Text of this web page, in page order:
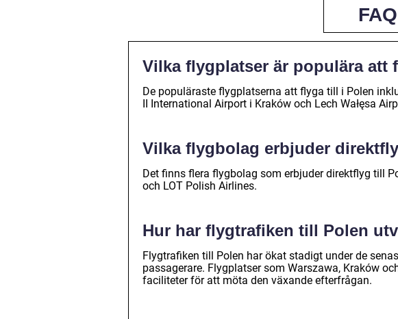
FAQ
Vilka flygplatser är populära att
De populäraste flygplatserna att flyga till i Polen
II International Airport i Kraków och Lech Wałęsa
Vilka flygbolag erbjuder
Det finns flera flygbolag som erbjuder direktflyg till
och LOT Polish Airlines.
Hur har flygtrafiken till Polen
Flygtrafiken till Polen har ökat stadigt under de
passagerare. Flygplatser som Warszawa, Kraków
faciliteter för att möta den växande efterfrågan.